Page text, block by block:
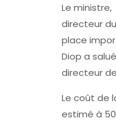
Le
directeur
place
Diop a
directeur
Le coût de
estimé à 50